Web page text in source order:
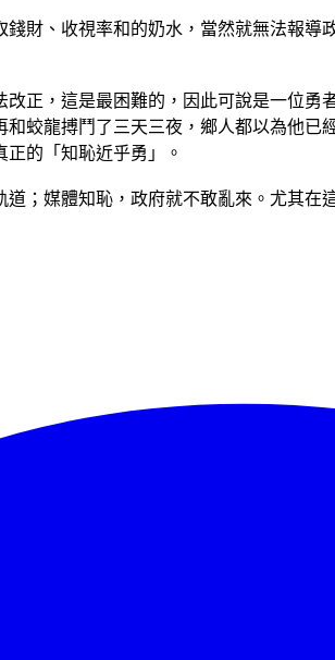
財、收視率和的奶水，當然就無法報
正，這是最困難的，因此可說是一位
蛟龍搏鬥了三天三夜，鄉人都以為他
的「知恥近乎勇」。
；媒體知恥，政府就不敢亂來。尤其